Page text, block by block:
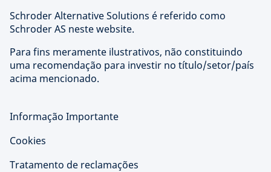
Schroder Alternative Solutions é referido como
Schroder AS neste website.
Para fins meramente ilustrativos, não constituindo
uma recomendação para investir no título/setor/país
acima mencionado.
Informação Importante
Cookies
Tratamento de reclamações